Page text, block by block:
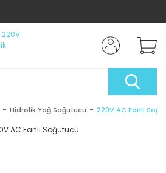
Hidrolik Yağ Soğutucu 220V AC Fanlı